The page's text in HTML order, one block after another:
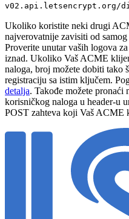
v02.api.letsencrypt.org/
Ukoliko koristite neki drugi
najverovatnije zavisiti od
Proverite unutar vaših logova
iznad. Ukoliko Vaš ACME
naloga, broj možete dobiti tako
registraciju sa istim ključem.
detalja. Takođe možete pronaći
korisničkog naloga u header-u
POST zahteva koji Vaš ACME